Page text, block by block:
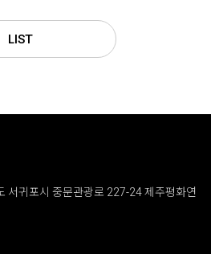
LIST
서귀포시 중문관광로 227-24 제주평화연